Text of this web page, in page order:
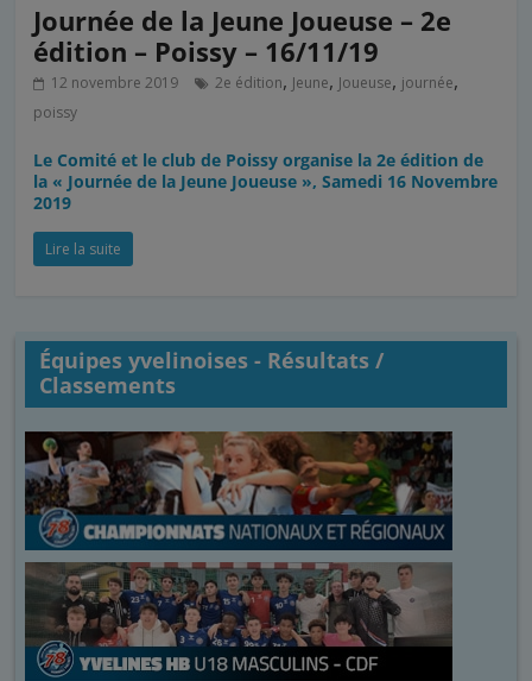
Journée de la Jeune Joueuse – 2e
édition – Poissy – 16/11/19
12 novembre 2019 2e édition, Jeune, Joueuse, journée,
poissy
Le Comité et le club de Poissy organise la 2e édition de
la « Journée de la Jeune Joueuse », Samedi 16 Novembre
2019
Lire la suite
Équipes yvelinoises - Résultats /
Classements